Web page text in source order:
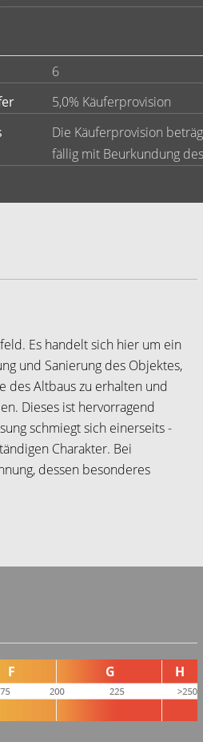
6
5,0% Käuferprovision
Die Käuferprovision
fällig mit Beurkundung
Es handelt sich hier um ein
und Sanierung des Objektes,
des Altbaus zu erhalten und
Dieses ist hervorragend
schmiegt sich einerseits -
Charakter. Bei
dessen besonderes